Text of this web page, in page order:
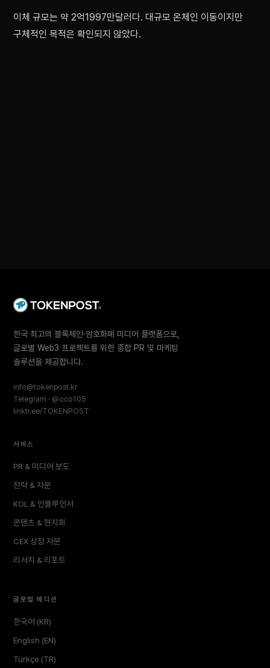
이체 규모는 약 2억1997만달러다. 대규모 온체인 이동이지만
구체적인 목적은 확인되지 않았다.
한국 최고의 블록체인·암호화폐 미디어 플랫폼으로,
글로벌 Web3 프로젝트를 위한 종합 PR 및 마케팅
솔루션을 제공합니다.
info@tokenpost.kr
Telegram · @oco105
linktr.ee/TOKENPOST
서비스
PR & 미디어 보도
전략 & 자문
KOL & 인플루언서
콘텐츠 & 현지화
CEX 상장 자문
리서치 & 리포트
글로벌 에디션
한국어 (KR)
English (EN)
Türkçe (TR)